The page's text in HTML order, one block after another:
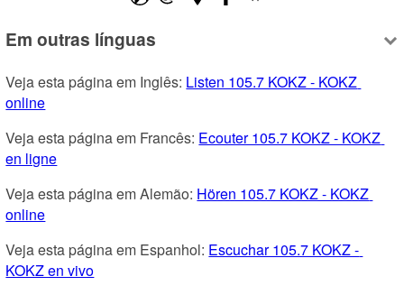
Em outras línguas
Veja esta página em Inglês: Listen 105.7 KOKZ - KOKZ
online
Veja esta página em Francês: Ecouter 105.7 KOKZ - KOKZ
en ligne
Veja esta página em Alemão: Hören 105.7 KOKZ - KOKZ
online
Veja esta página em Espanhol: Escuchar 105.7 KOKZ -
KOKZ en vivo